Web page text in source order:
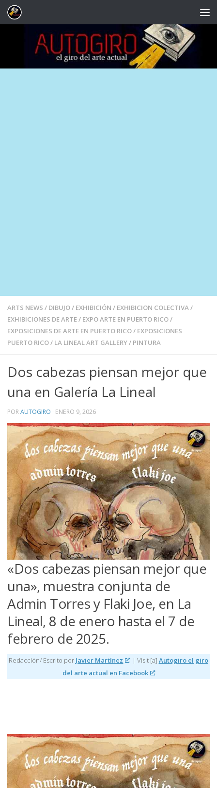
Saltar al contenido
ARTS NEWS / DIBUJO/ EXHIBICIÓN / EXHIBICION COLECTIVA/
EXHIBICIONES DE ARTE/ EXPO ARTE EN PUERTO RICO/
EXPOSICIONES DE ARTE EN PUERTO RICO/ EXPOSICIONES
PUERTO RICO/ LA LINEAL ART GALLERY/ PINTURA
Dos cabezas piensan mejor que
una en Galería La Lineal
PORAUTOGIRO · ENERO 9, 2026
«Dos cabezas piensan mejor que
una», muestra conjunta de
Admin Torres y Flaki Joe, en La
Lineal, 8 de enero hasta el 7 de
febrero de 2025.
Redacción/ Escrito por Javier Martínez | Visit [a] Autogiro el giro
del arte actual en Facebook